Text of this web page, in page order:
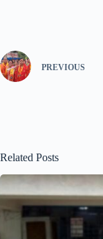
PREVIOUS
Related Posts